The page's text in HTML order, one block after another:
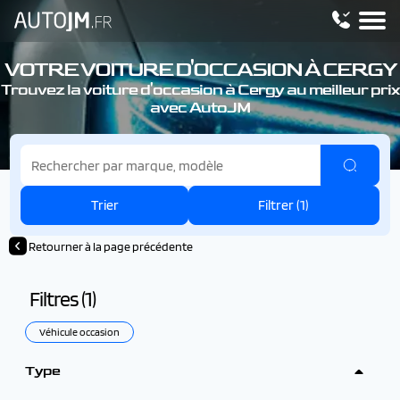
VOTRE VOITURE D'OCCASION À CERGY
Trouvez la voiture d'occasion à Cergy au meilleur prix
avec AutoJM
Trier Filtrer (1)
Retourner à la page précédente
Filtres (1)
Véhicule occasion
Type